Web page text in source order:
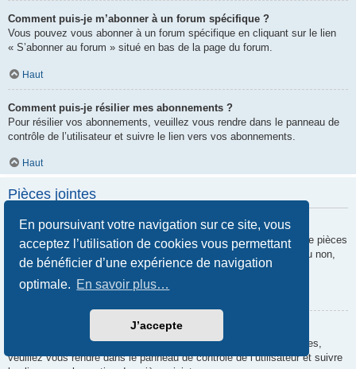
En poursuivant votre navigation sur ce site, vous
acceptez l’utilisation de cookies vous permettant
de bénéficier d’une expérience de navigation
optimale. En savoir plus…
J’accepte
Comment puis-je m’abonner à un forum spécifique ?
Vous pouvez vous abonner à un forum spécifique en cliquant sur le lien
« S’abonner au forum » situé en bas de la page du forum.
Haut
Comment puis-je résilier mes abonnements ?
Pour résilier vos abonnements, veuillez vous rendre dans le panneau de
contrôle de l’utilisateur et suivre le lien vers vos abonnements.
Haut
Pièces jointes
Quelles pièces jointes sont autorisées sur ce forum ?
Chaque administrateur peut autoriser ou interdire certains types de pièces
jointes. Si vous n’êtes pas certain de savoir ce qui est autorisé ou non,
nous vous invitons à contacter un administrateur du forum.
Comment puis-je retrouver toutes mes pièces jointes ?
Pour retrouver la liste des pièces jointes que vous avez transférées,
veuillez vous rendre dans le panneau de contrôle de l’utilisateur et suivre